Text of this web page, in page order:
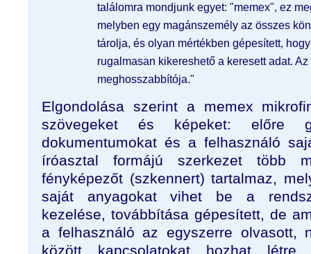
találomra mondjunk egyet: "memex", ez
melyben egy magánszemély az összes
tárolja, és olyan mértékben gépesített,
rugalmasan kikereshető a keresett adat.
meghosszabbítója."
Elgondolása szerint a memex
szövegeket és képeket: előre
dokumentumokat és a felhasználó
íróasztal formájú szerkezet több
fényképezőt (szkennert) tartalmaz,
saját anyagokat vihet be a
kezelése, továbbítása gépesített, de
a felhasználó az egyszerre olvasott,
között kapcsolatokat hozhat létre